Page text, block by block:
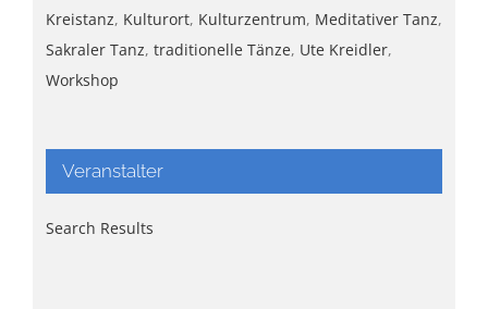
Kreistanz, Kulturort, Kulturzentrum, Meditativer Tanz,
Sakraler Tanz, traditionelle Tänze, Ute Kreidler,
Workshop
Veranstalter
Search Results